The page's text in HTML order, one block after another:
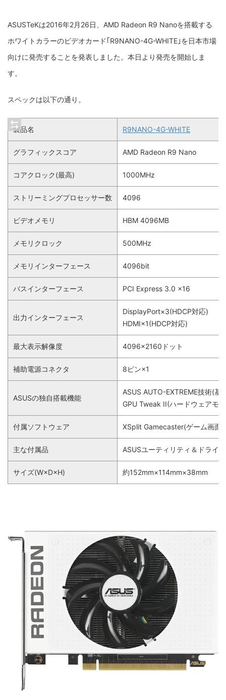
ASUSTeKは2016年2月26日、AMD Radeon R9 Nanoを搭載する
ホワイトカラーのビデオカード｢R9NANO-4G-WHITE｣を日本市場
向けに発売することを発表しました。本日より発売を開始しま
す。
スペックは以下の通り。
製品名 R9NANO-4G-WHITE
グラフィックスコア AMD Radeon R9 Nano
コアクロック(最高) 1000MHz
ストリーミングプロセッサー数 4096
ビデオメモリ HBM 4096MB
メモリクロック 500MHz
メモリインターフェース 4096bit
バスインターフェース PCI Express 3.0 x16
出力インターフェース
DisplayPort×3(HDCP対応)
HDMI×1(HDCP対応)
最大表示解像度 4096×2160ドット
補助電源コネクタ 8ピン×1
ASUSの独自搭載機能
ASUS AUTO-EXTREME技術(
GPU Tweak II(ハードウェアモ
付属ソフトウェア XSplit Gamecaster(ゲーム画面
主な付属品 ASUSユーティリティ＆ドライ
サイズ(W×D×H) 約152mm×114mm×38mm